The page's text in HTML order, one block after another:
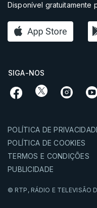
Disponível gratuitamente
SIGA-NOS
POLÍTICA DE
POLÍTICA DE COOKIES
TERMOS E CONDIÇÕES
PUBLICIDADE
© RTP, RÁDIO E TELEVISÃO